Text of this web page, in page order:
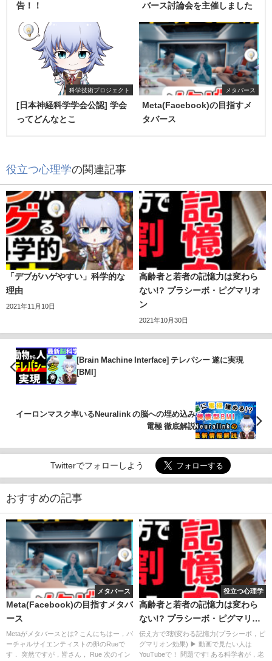
告！！
バース討論会を主催しました
科学技術プロジェクト
[日本神経科学学会公認] 学会
ってどんなとこ
メタバース
Meta(Facebook)の目指すメ
タバース
役立つ心理学の関連記事
「デブがハゲやすい」科学的な
理由
2021年11月10日
高齢者と若者の記憶力は変わら
ない!? プラシーボ・ピグマリオ
ン
2021年10月30日
[Brain Machine Interface] テレパシー 遂に実現
[BMI]
イーロンマスク率いるNeuralink の脳への埋め込み
電極 徹底解説
Twitterでフォローしよう
おすすめの記事
メタバース
Meta(Facebook)の目指すメタバ
ース
Metaがメタバースとは? こんにちはー，バ
ーチャルサイエンティストの卵のRueで
す． 突然ですが，皆さん， Rue 次のイン
役立つ心理学
高齢者と若者の記憶力は変わら
ない!? プラシーボ・ピグマリオ
ン
伝え方で3割変わる記憶力(プラシーボ，ピ
グマリオン効果) ▶ 動画で見たい人は
YouTubeで！ 問題です! ある科学者が，老